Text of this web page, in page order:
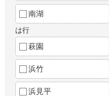
南湖
は行
萩園
浜竹
浜見平